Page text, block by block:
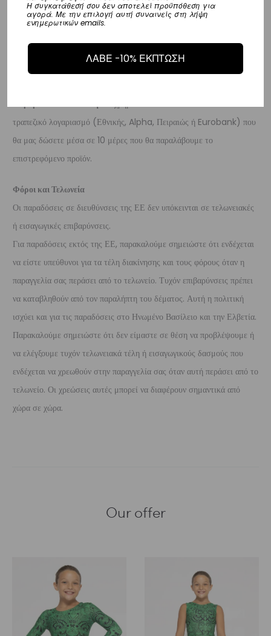
Επιστροφές
Επιστροφές είναι δεκτές εντός 14 ημερών από την ημερομηνία αγοράς
του προϊόντος χωρίς να έχετε την υποχρέωση να αναφέρετε τους
τραπεζικό λογαριασμό (Εθνικής, Alpha, Πειραιώς ή Eurobank) που
θα μας δώσετε μέσα σε 10 μέρες που θα παραλάβουμε το
επιστρεφόμενο προϊόν.
Φόροι και Τελωνεία
Οι παραδόσεις σε διευθύνσεις της ΕΕ δεν υπόκεινται σε τελωνειακές
ή εισαγωγικές επιβαρύνσεις.
Για παραδόσεις εκτός της ΕΕ, παρακαλούμε σημειώστε ότι ενδέχεται
να είστε υπεύθυνοι για τα τέλη διακίνησης και τους φόρους όταν η
παραγγελία σας περάσει από το τελωνείο. Τυχόν επιβαρύνσεις πρέπει
να καταβληθούν από τον παραλήπτη του δέματος. Αυτή η πολιτική
ισχύει και για τις παραδόσεις στο Ηνωμένο Βασίλειο και την Ελβετία.
Παρακαλούμε σημειώστε ότι δεν είμαστε σε θέση να προβλέψουμε ή
να ελέγξουμε τυχόν τελωνειακά τέλη ή εισαγωγικούς δασμούς που
ενδέχεται να χρεωθούν στην παραγγελία σας όταν αυτή περάσει από το
τελωνείο. Οι χρεώσεις αυτές μπορεί να διαφέρουν σημαντικά από
χώρα σε χώρα.
Our offer
Η συγκατάθεσή σου δεν αποτελεί προϋπόθεση για
αγορά. Με την επιλογή αυτή συναινείς στη λήψη
ενημερωτικών emails.
ΛΑΒΕ -10% ΕΚΠΤΩΣΗ